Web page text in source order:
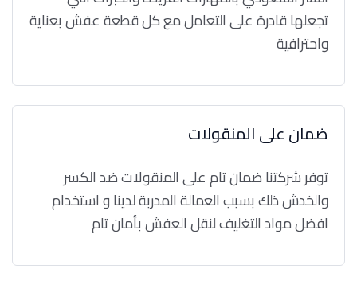
تجعلها قادرة على التعامل مع كل قطعة عفش بعناية
واحترافية
ضمان على المنقولات
توفر شركتنا ضمان تام على المنقولات ضد الكسر
والخدش ذلك بسبب العمالة المدربة لدينا و استخدام
افضل مواد التغليف لنقل العفش بأمان تام